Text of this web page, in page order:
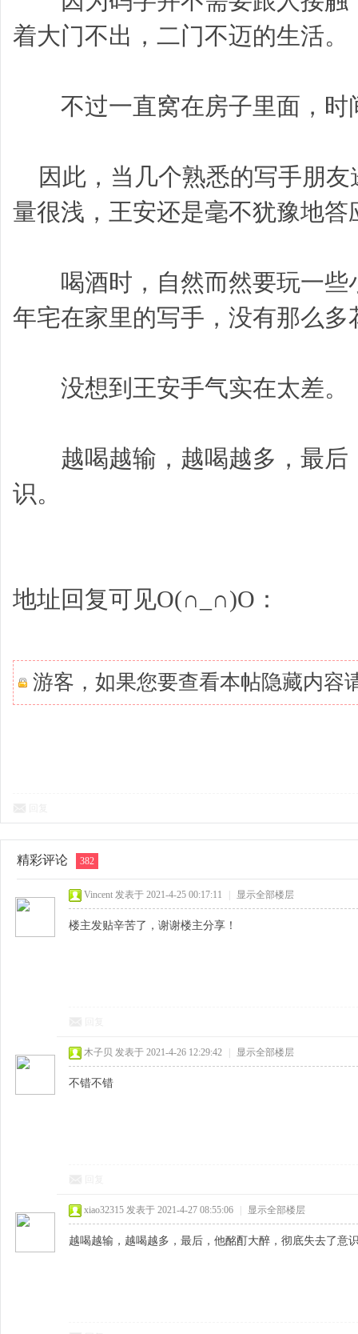
着大门不出，二门不迈的生活。
不过一直窝在房子里面，时
因此，当几个熟悉的写手朋友
量很浅，王安还是毫不犹豫地答
喝酒时，自然而然要玩一些
年宅在家里的写手，没有那么
没想到王安手气实在太差。
越喝越输，越喝越多，最后
识。
地址回复可见O(∩_∩)O：
游客，如果您要查看本帖隐藏内容
精彩评论 382
Vincent 发表于 2021-4-25 00:17:11 显示全部楼层
楼主发贴辛苦了，谢谢楼主分享！
木子贝 发表于 2021-4-26 12:29:42 显示全部楼层
不错不错
xiao32315 发表于 2021-4-27 08:55:06 显示全部楼层
越喝越输，越喝越多，最后，他酩酊大醉，彻底失去了意